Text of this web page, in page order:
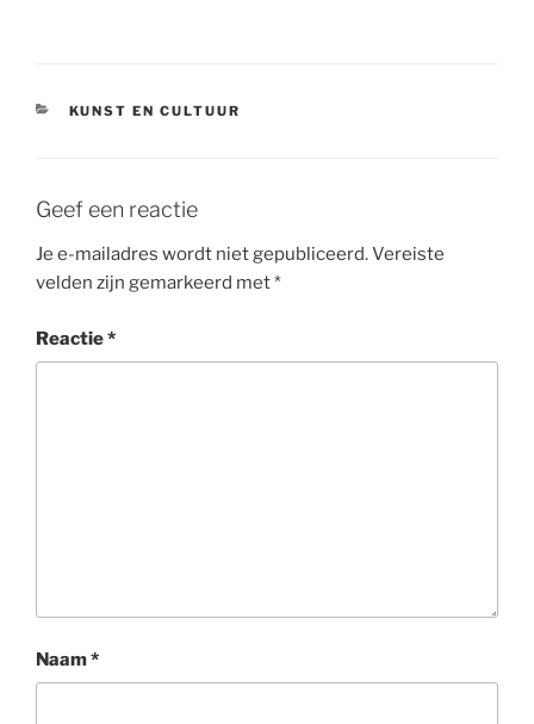
CATEGORIEËN
KUNST EN CULTUUR
Geef een reactie
Je e-mailadres wordt niet gepubliceerd.Vereiste
velden zijn gemarkeerd met*
Reactie*
Naam*